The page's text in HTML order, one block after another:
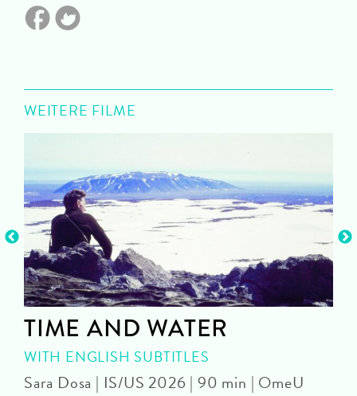
WEITERE FILME
TIME AND WATER
WITH ENGLISH SUBTITLES
Sara Dosa | IS/US 2026 | 90 min | OmeU